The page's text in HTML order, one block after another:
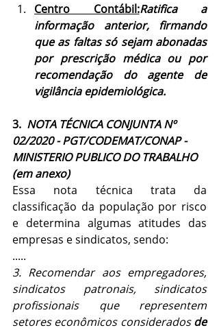
Centro Contábil:Ratifica a
informação anterior, firmando
que as faltas só sejam abonadas
por prescrição médica ou por
recomendação do agente de
vigilância epidemiológica.
3. NOTA TÉCNICA CONJUNTA Nº
02/2020 - PGT/CODEMAT/CONAP -
MINISTERIO PUBLICO DO TRABALHO
(em anexo)
Essa nota técnica trata da
classificação da população por risco
e determina algumas atitudes das
empresas e sindicatos, sendo:
.....
3. Recomendar aos empregadores,
sindicatos patronais, sindicatos
profissionais que representem
setores econômicos considerados de